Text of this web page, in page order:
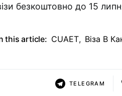
безкоштовно до 15
this article: CUAET, Віза В
TELEGRAM